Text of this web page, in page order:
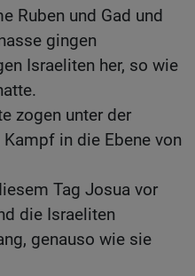
Ruben und Gad und
gingen
Israeliten her, so wie
zogen unter der
in die Ebene von
Tag Josua vor
die Israeliten
genauso wie sie